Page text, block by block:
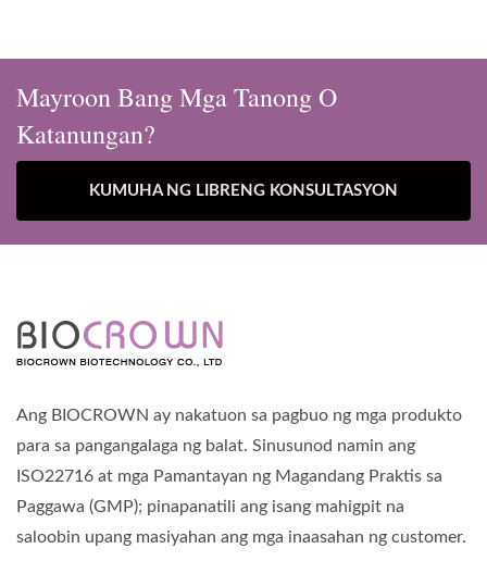
Mayroon Bang Mga Tanong O
Katanungan?
KUMUHA NG LIBRENG KONSULTASYON
Ang BIOCROWN ay nakatuon sa pagbuo ng mga produkto
para sa pangangalaga ng balat. Sinusunod namin ang
ISO22716 at mga Pamantayan ng Magandang Praktis sa
Paggawa (GMP); pinapanatili ang isang mahigpit na
saloobin upang masiyahan ang mga inaasahan ng customer.